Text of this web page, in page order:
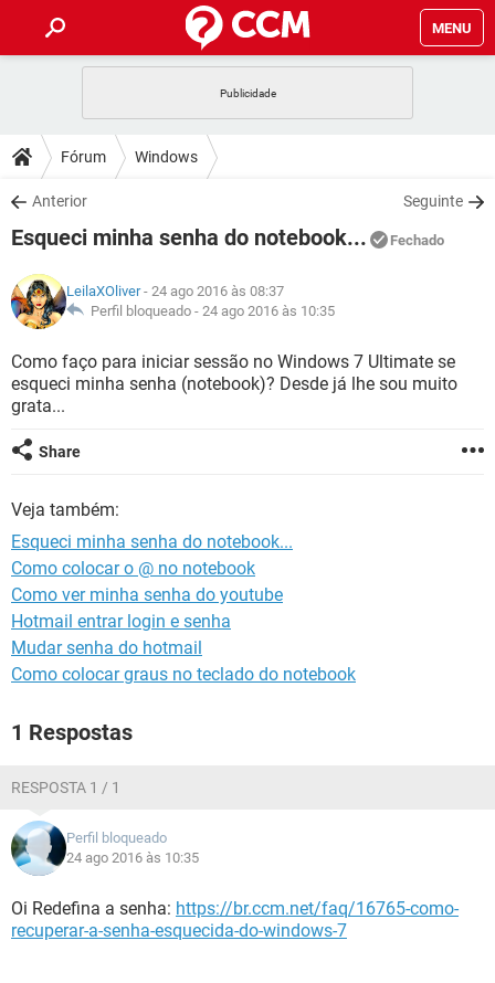
MENU
CELULAR
OUTLOOK
INSTAGRAM GMAIL
GUIA DE COMPRAS
DICAS
JOGOS
INSTAGRAM GMAIL
GUIA DE COMPRAS
DOWNLOADS
JOGOS WHATSAPP
CELULAR
OUTLOOK EXCEL
INSTAGRAM GMAIL
GUIA DE COMPRAS
FÓRUM
JOGOS WHATSAPP
CELULAR
OUTLOOK EXCEL
INSTAGRAM
GUIA DE COMPRAS
GLOSSÁRIO
WHATSAPP
CELULAR FACEBOOK
INSTAGRAM
GUIA DE COMPRAS
Fórum Windows
Anterior Seguinte
Esqueci minha senha do notebook... Fechado
LeilaXOliver- 24 ago 2016 às 08:37
Perfil bloqueado - 24 ago 2016 às 10:35
Como faço para iniciar sessão no Windows 7 Ultimate se
esqueci minha senha (notebook)? Desde já lhe sou muito
grata...
Share
Veja também:
Esqueci minha senha do notebook...
Como colocar o @ no notebook
Como ver minha senha do youtube
Hotmail entrar login e senha
Mudar senha do hotmail
Como colocar graus no teclado do notebook
1 Respostas
RESPOSTA 1 / 1
Perfil bloqueado
24 ago 2016 às 10:35
Oi Redefina a senha: https://br.ccm.net/faq/16765-como-
recuperar-a-senha-esquecida-do-windows-7